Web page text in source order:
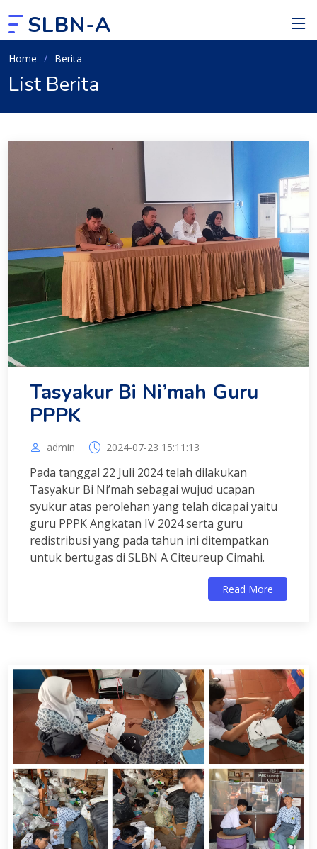
SLBN-A
Home Berita
List Berita
Tasyakur Bi Ni’mah Guru
PPPK
admin 2024-07-23 15:11:13
Pada tanggal 22 Juli 2024 telah dilakukan
Tasyakur Bi Ni’mah sebagai wujud ucapan
syukur atas perolehan yang telah dicapai yaitu
guru PPPK Angkatan IV 2024 serta guru
redistribusi yang pada tahun ini ditempatkan
untuk bertugas di SLBN A Citeureup Cimahi.
Read More